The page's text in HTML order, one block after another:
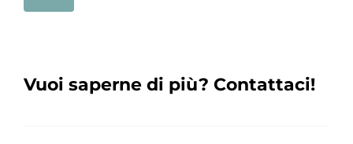
Vuoi saperne di più? Contattaci!